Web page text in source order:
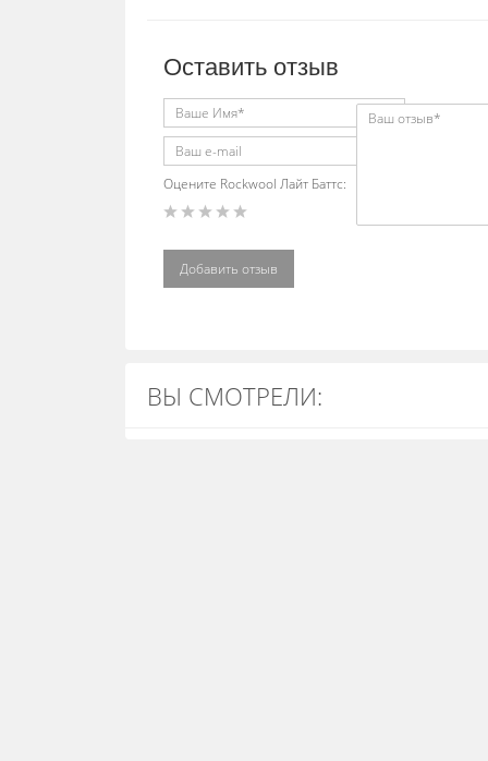
Оставить отзыв
Оцените Rockwool Лайт Баттc:
Добавить отзыв
ВЫ СМОТРЕЛИ: